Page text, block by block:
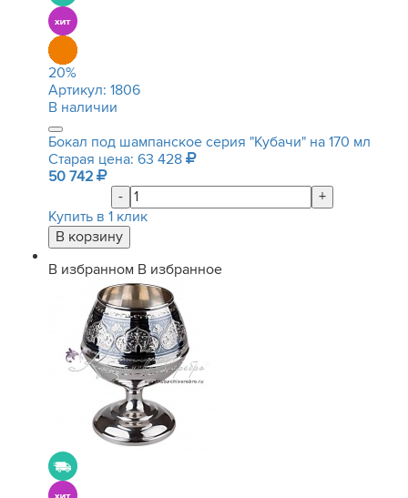
20%
Артикул: 1806
В наличии
Бокал под шампанское серия "Кубачи" на 170 мл
Старая цена: 63 428
50 742
-
+
Купить в 1 клик
В избранном В избранное